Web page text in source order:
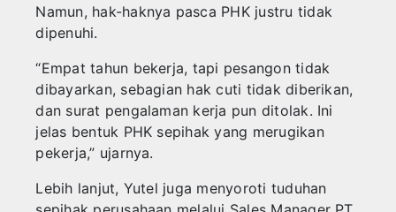
Namun, hak-haknya pasca PHK justru tidak
dipenuhi.
“Empat tahun bekerja, tapi pesangon tidak
dibayarkan, sebagian hak cuti tidak diberikan,
dan surat pengalaman kerja pun ditolak. Ini
jelas bentuk PHK sepihak yang merugikan
pekerja,” ujarnya.
Lebih lanjut, Yutel juga menyoroti tuduhan